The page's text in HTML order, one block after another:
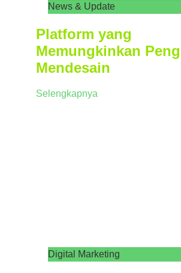
News & Update
Platform yang
Memungkinkan
Mendesain
Selengkapnya
Digital Marketing